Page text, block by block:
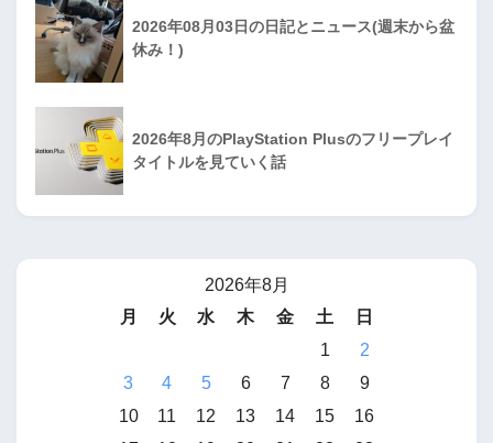
2026年08月03日の日記とニュース(週末から盆
休み！)
2026年8月のPlayStation Plusのフリープレイ
タイトルを見ていく話
2026年8月
月
火 水 木 金 土
日
1
2
3
4 5 6 7 8
9
10
11 12 13 14 15
16